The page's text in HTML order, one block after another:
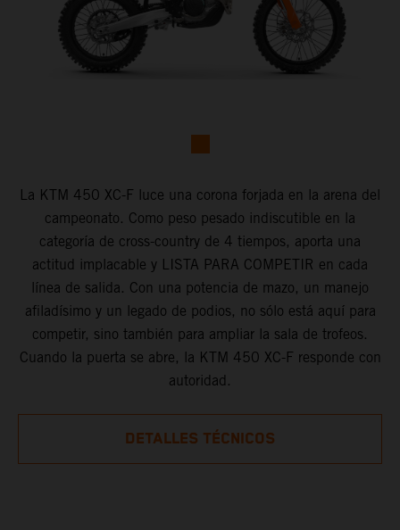
La KTM 450 XC-F luce una corona forjada en la arena del
campeonato. Como peso pesado indiscutible en la
categoría de cross-country de 4 tiempos, aporta una
actitud implacable y LISTA PARA COMPETIR en cada
línea de salida. Con una potencia de mazo, un manejo
afiladísimo y un legado de podios, no sólo está aquí para
competir, sino también para ampliar la sala de trofeos.
Cuando la puerta se abre, la KTM 450 XC-F responde con
autoridad.
DETALLES TÉCNICOS